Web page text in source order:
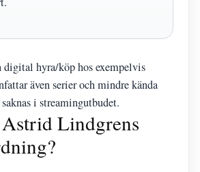
digital hyra/köp hos exempelvis
även serier och mindre kända
i streamingutbudet.
Lindgrens